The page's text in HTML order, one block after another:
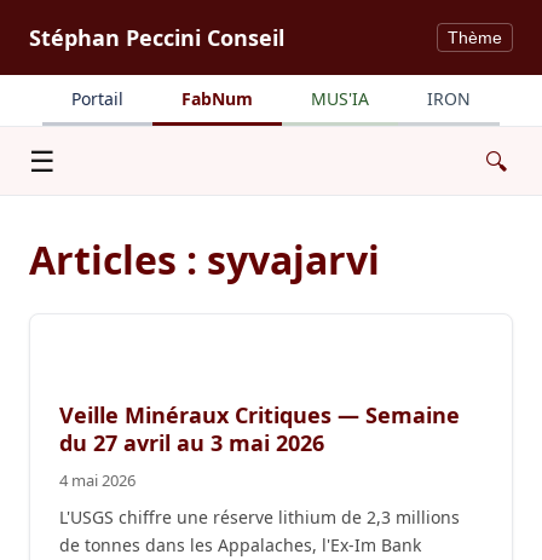
Stéphan Peccini Conseil Thème
Portail FabNum MUS'IA IRON
☰ 🔍
Articles : syvajarvi
Veille Minéraux Critiques — Semaine
du 27 avril au 3 mai 2026
4 mai 2026
L'USGS chiffre une réserve lithium de 2,3 millions
de tonnes dans les Appalaches, l'Ex-Im Bank